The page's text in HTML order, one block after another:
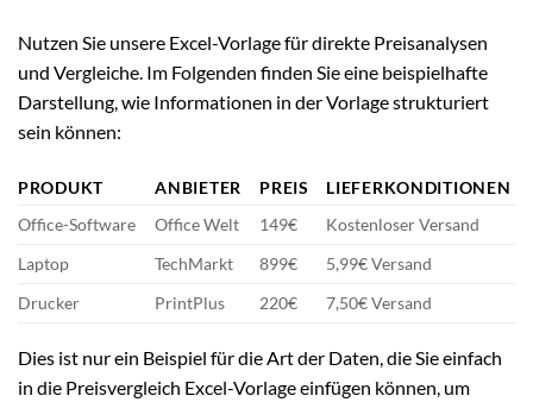
Nutzen Sie unsere Excel-Vorlage für direkte Preisanalysen
und Vergleiche. Im Folgenden finden Sie eine beispielhafte
Darstellung, wie Informationen in der Vorlage strukturiert
sein können:
PRODUKT ANBIETER PREIS
LIEFERKONDITIONEN
Office-Software
Office Welt 149€
Kostenloser Versand
Laptop
TechMarkt 899€
5,99€ Versand
Drucker
PrintPlus 220€ 7,50€ Versand
Dies ist nur ein Beispiel für die Art der Daten, die Sie einfach
in die Preisvergleich Excel-Vorlage einfügen können, um